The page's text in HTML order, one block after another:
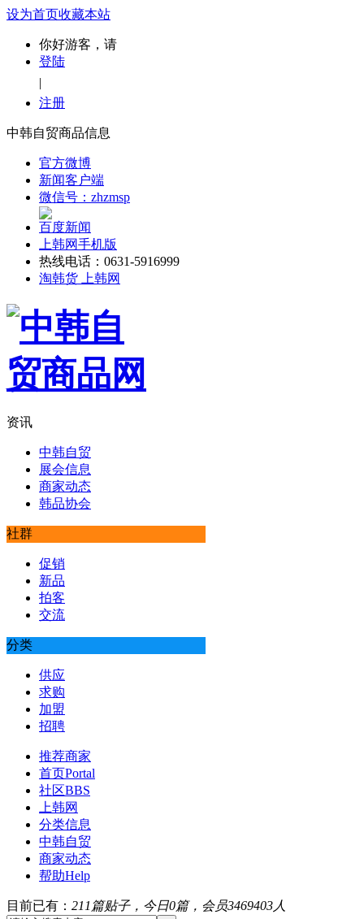
设为首页收藏本站
你好游客，请
登陆
|
注册
中韩自贸商品信息
官方微博
新闻客户端
微信号：zhzmsp
百度新闻
上韩网手机版
热线电话：0631-5916999
淘韩货 上韩网
资讯
中韩自贸
展会信息
商家动态
韩品协会
社群
促销
新品
拍客
交流
分类
供应
求购
加盟
招聘
推荐商家
首页Portal
社区BBS
上韩网
分类信息
中韩自贸
商家动态
帮助Help
目前已有： 211篇贴子，今日0篇，会员3469403人